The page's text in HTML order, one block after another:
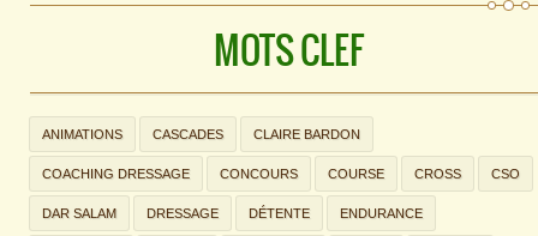
MOTS CLEF
ANIMATIONS CASCADES CLAIRE BARDON
COACHING DRESSAGE CONCOURS COURSE CROSS CSO
DAR SALAM DRESSAGE DÉTENTE ENDURANCE